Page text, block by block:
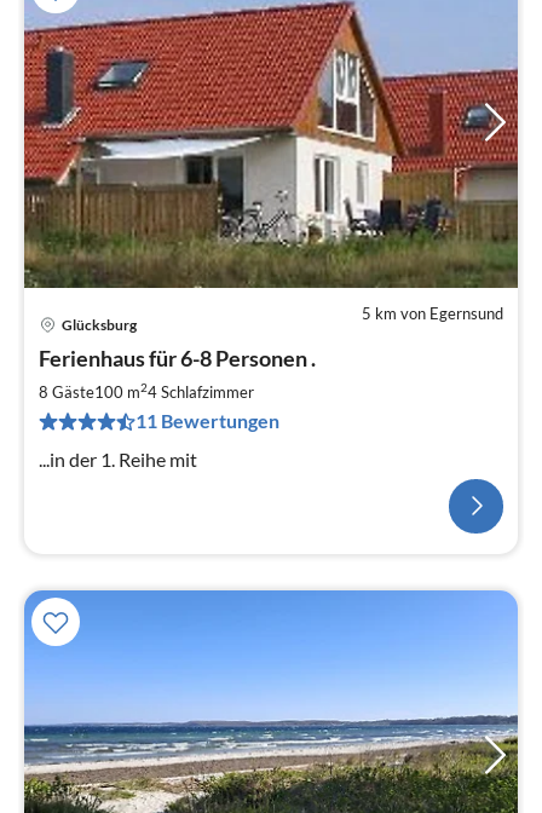
5 km von Egernsund
Glücksburg
Ferienhaus für 6-8 Personen .
8 Gäste100 m24Schlafzimmer
11 Bewertungen
...in der 1. Reihe mit